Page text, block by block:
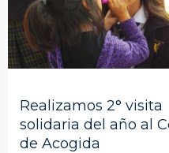
Realizamos 2° visita
solidaria del año al
de Acogida